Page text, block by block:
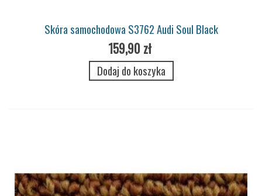
Skóra samochodowa S3762 Audi Soul Black
159,90 zł
Dodaj do koszyka